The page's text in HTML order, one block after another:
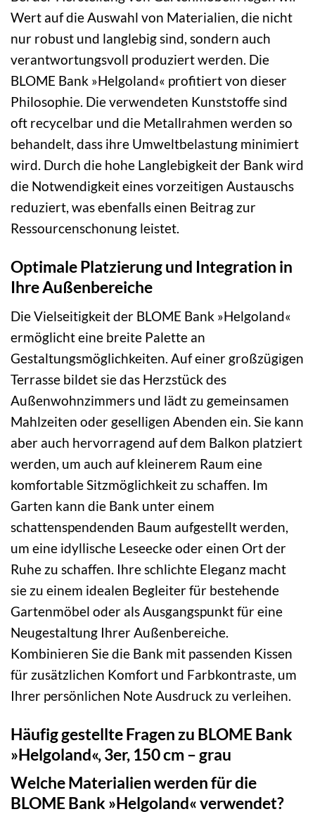
Wert auf die Auswahl von Materialien, die nicht
nur robust und langlebig sind, sondern auch
verantwortungsvoll produziert werden. Die
BLOME Bank »Helgoland« profitiert von dieser
Philosophie. Die verwendeten Kunststoffe sind
oft recycelbar und die Metallrahmen werden so
behandelt, dass ihre Umweltbelastung minimiert
wird. Durch die hohe Langlebigkeit der Bank wird
die Notwendigkeit eines vorzeitigen Austauschs
reduziert, was ebenfalls einen Beitrag zur
Ressourcenschonung leistet.
Optimale Platzierung und Integration in
Ihre Außenbereiche
Die Vielseitigkeit der BLOME Bank »Helgoland«
ermöglicht eine breite Palette an
Gestaltungsmöglichkeiten. Auf einer großzügigen
Terrasse bildet sie das Herzstück des
Außenwohnzimmers und lädt zu gemeinsamen
Mahlzeiten oder geselligen Abenden ein. Sie kann
aber auch hervorragend auf dem Balkon platziert
werden, um auch auf kleinerem Raum eine
komfortable Sitzmöglichkeit zu schaffen. Im
Garten kann die Bank unter einem
schattenspendenden Baum aufgestellt werden,
um eine idyllische Leseecke oder einen Ort der
Ruhe zu schaffen. Ihre schlichte Eleganz macht
sie zu einem idealen Begleiter für bestehende
Gartenmöbel oder als Ausgangspunkt für eine
Neugestaltung Ihrer Außenbereiche.
Kombinieren Sie die Bank mit passenden Kissen
für zusätzlichen Komfort und Farbkontraste, um
Ihrer persönlichen Note Ausdruck zu verleihen.
Häufig gestellte Fragen zu BLOME Bank
»Helgoland«, 3er, 150 cm – grau
Welche Materialien werden für die
BLOME Bank »Helgoland« verwendet?